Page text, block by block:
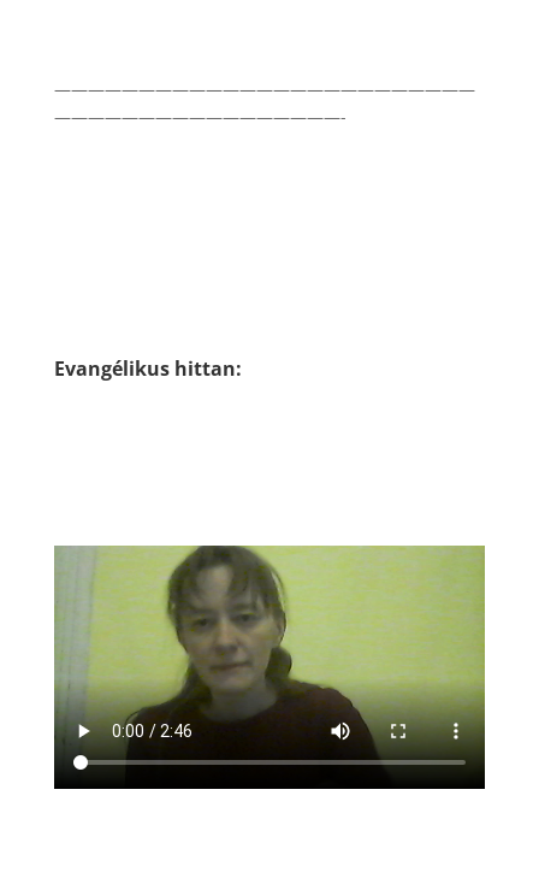
—————————————————————————
—————————————————-
Evangélikus hittan: